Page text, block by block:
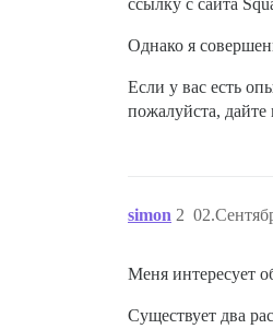
ссылку с сайта
Однако я
Если у вас есть
пожалуйста, дайте
simon 2
Меня интересует
Существует два